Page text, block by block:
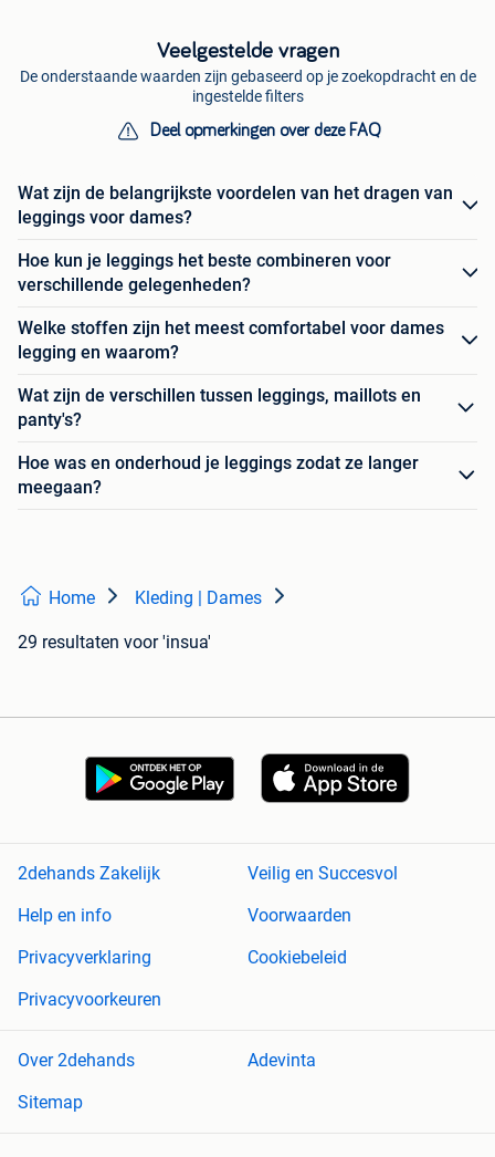
Veelgestelde vragen
De onderstaande waarden zijn gebaseerd op je zoekopdracht en de
ingestelde filters
Deel opmerkingen over deze FAQ
Wat zijn de belangrijkste voordelen van het dragen van
leggings voor dames?
Hoe kun je leggings het beste combineren voor
verschillende gelegenheden?
Welke stoffen zijn het meest comfortabel voor dames
legging en waarom?
Wat zijn de verschillen tussen leggings, maillots en
panty's?
Hoe was en onderhoud je leggings zodat ze langer
meegaan?
Home Kleding | Dames
29 resultaten voor 'insua'
2dehands Zakelijk
Veilig en Succesvol
Help en info
Voorwaarden
Privacyverklaring
Cookiebeleid
Privacyvoorkeuren
Over 2dehands
Adevinta
Sitemap